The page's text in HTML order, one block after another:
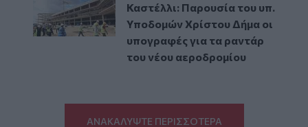
Καστέλλι: Παρουσία του υπ.
Υποδομών Χρίστου Δήμα οι
υπογραφές για τα ραντάρ
του νέου αεροδρομίου
ΑΝΑΚΑΛΥΨΤΕ ΠΕΡΙΣΣΟΤΕΡΑ